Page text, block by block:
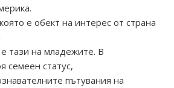
е обект на интерес от страна
тази на младежите. В
семеен статус,
пътувания на